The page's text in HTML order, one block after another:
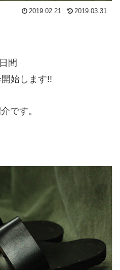
2019.02.21 2019.03.31
間
始します!!
です。